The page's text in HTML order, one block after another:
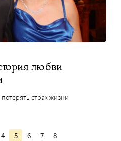
любви
страх жизни
4 5 6 7 8